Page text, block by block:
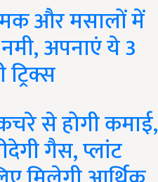
और मसालों में
अपनाएं ये 3
से होगी कमाई,
गैस, प्लांट